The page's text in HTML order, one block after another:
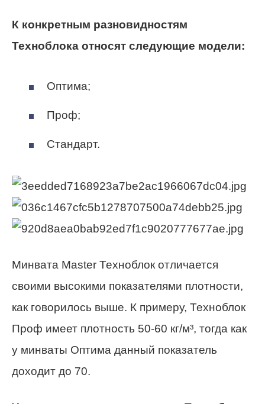
К конкретным разновидностям
Техноблока относят следующие модели:
Оптима;
Проф;
Стандарт.
Минвата Master Техноблок отличается
своими высокими показателями плотности,
как говорилось выше. К примеру, Техноблок
Проф имеет плотность 50-60 кг/м³, тогда как
у минваты Оптима данный показатель
доходит до 70.